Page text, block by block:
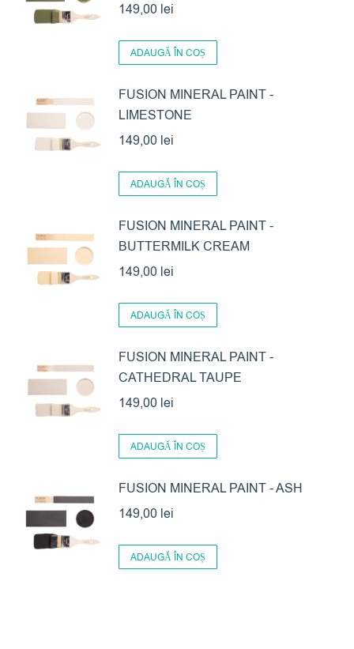
149,00 lei
ADAUGĂ ÎN COȘ
FUSION MINERAL PAINT -
LIMESTONE
149,00 lei
ADAUGĂ ÎN COȘ
FUSION MINERAL PAINT -
BUTTERMILK CREAM
149,00 lei
ADAUGĂ ÎN COȘ
FUSION MINERAL PAINT -
CATHEDRAL TAUPE
149,00 lei
ADAUGĂ ÎN COȘ
FUSION MINERAL PAINT - ASH
149,00 lei
ADAUGĂ ÎN COȘ